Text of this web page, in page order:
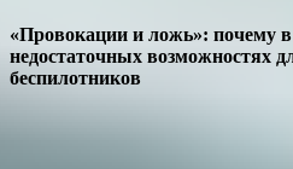
«Провокации и ложь»: почему
недостаточных возможностях
беспилотников